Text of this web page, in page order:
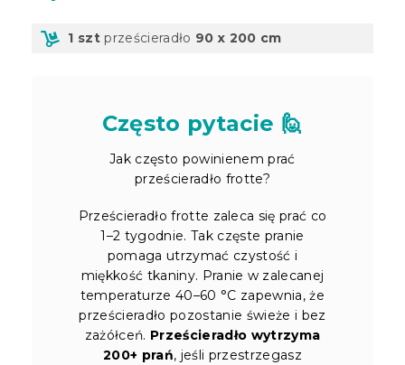
1 szt prześcieradło 90 x 200 cm
Często pytacie 🙋
Jak często powinienem prać
prześcieradło frotte?
Prześcieradło frotte zaleca się prać co
1–2 tygodnie. Tak częste pranie
pomaga utrzymać czystość i
miękkość tkaniny. Pranie w zalecanej
temperaturze 40–60 °C zapewnia, że
prześcieradło pozostanie świeże i bez
zażółceń. Prześcieradło wytrzyma
200+ prań, jeśli przestrzegasz